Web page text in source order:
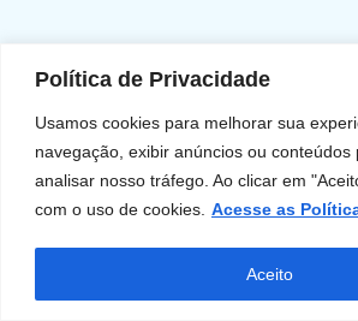
Política de Privacidade
Usamos cookies para melhorar sua
navegação, exibir anúncios ou conteúdos
analisar nosso tráfego. Ao clicar em
com o uso de cookies. Acesse as
Aceito
Todos os direitos reservados | Lumini